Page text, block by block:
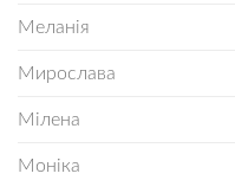
Меланія
Мирослава
Мілена
Моніка